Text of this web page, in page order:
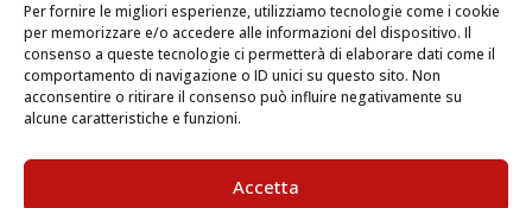
Per fornire le migliori esperienze, utilizziamo tecnologie come i cookie
per memorizzare e/o accedere alle informazioni del dispositivo. Il
consenso a queste tecnologie ci permetterà di elaborare dati come il
comportamento di navigazione o ID unici su questo sito. Non
acconsentire o ritirare il consenso può influire negativamente su
alcune caratteristiche e funzioni.
Accetta
Ricerche storiche sulle Principesse di Casa
Savoia
Racconigi Vai al percorso di visita Ricerche storiche